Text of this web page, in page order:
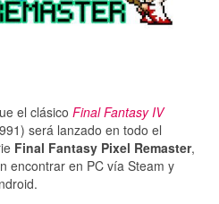
el clásico Final Fantasy IV
será lanzado en todo el
Final Fantasy Pixel Remaster,
encontrar en PC vía Steam y